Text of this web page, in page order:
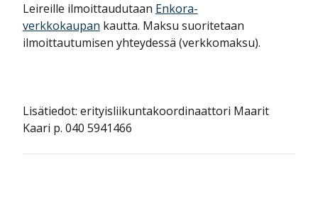
Leireille ilmoittaudutaan Enkora-
verkkokaupan kautta. Maksu suoritetaan
ilmoittautumisen yhteydessä (verkkomaksu).
Lisätiedot: erityisliikuntakoordinaattori Maarit
Kaari p. 040 5941466